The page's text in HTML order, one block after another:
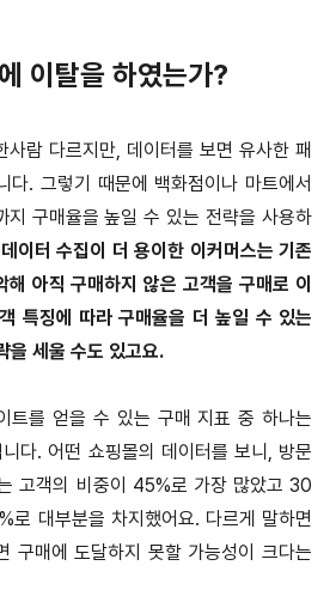
이탈을 하였는가?
사람 다르지만, 데이터를 보면 유사한 패
다. 그렇기 때문에 백화점이나 마트에서
지 구매율을 높일 수 있는 전략을 사용하
이터 수집이 더 용이한 이커머스는 기존
아직 구매하지 않은 고객을 구매로 이
특징에 따라 구매율을 더 높일 수 있는
을 세울 수도 있고요.
트를 얻을 수 있는 구매 지표 중 하나는
다. 어떤 쇼핑몰의 데이터를 보니, 방문
고객의 비중이 45%로 가장 많았고 30
로 대부분을 차지했어요. 다르게 말하면
구매에 도달하지 못할 가능성이 크다는